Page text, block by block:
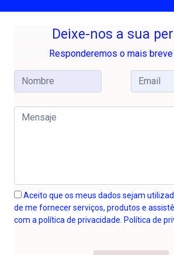
Deixe-nos a sua
Responderemos o mais
Aceito que os meus dados sejam
de me fornecer serviços, produtos e
com a política de privacidade. Política de